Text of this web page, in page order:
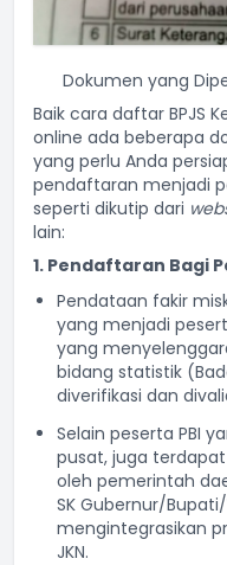
Dokumen yang
Baik cara daftar BPJS
online ada beberapa
yang perlu Anda
pendaftaran menjadi
seperti dikutip dari
lain:
1. Pendaftaran Bagi
Pendataan fakir
yang menjadi
yang
bidang statistik
diverifikasi dan
Selain peserta PBI
pusat, juga
oleh pemerintah
SK Gubernur/
mengintegrasikan
JKN.